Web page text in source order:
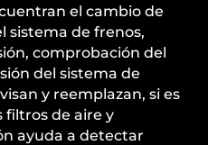
el cambio de
sistema de frenos,
comprobación del
del sistema de
y reemplazan, si es
filtros de aire y
ayuda a detectar